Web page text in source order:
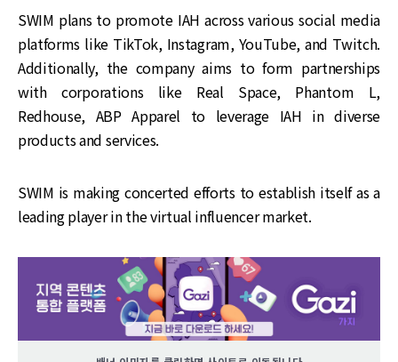
SWIM plans to promote IAH across various social media
platforms like TikTok, Instagram, YouTube, and Twitch.
Additionally, the company aims to form partnerships
with corporations like Real Space, Phantom L,
Redhouse, ABP Apparel to leverage IAH in diverse
products and services.
SWIM is making concerted efforts to establish itself as a
leading player in the virtual influencer market.